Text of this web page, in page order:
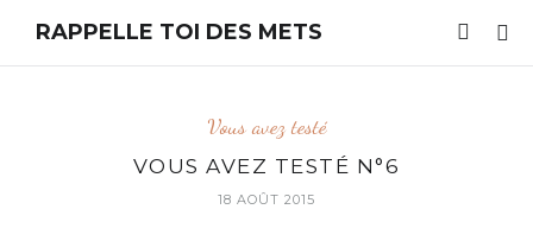
RAPPELLE TOI DES METS
Vous avez testé
VOUS AVEZ TESTÉ N°6
18 AOÛT 2015